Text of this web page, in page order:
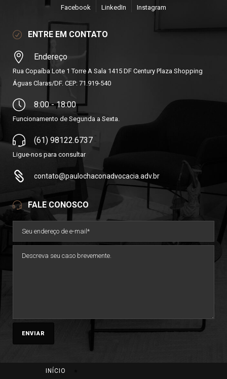
Facebook LinkedIn Instagram
ENTRE EM CONTATO
Endereço
Rua Copaíba Lote 1 Torre A Sala 1415 DF Century Plaza Shopping
Águas Claras/DF. CEP: 71.919-540
8:00 - 18:00
Funcionamento de Segunda a Sexta.
(61) 98122.6737
Ligue-nos para consultar
contato@paulochaconadvocacia.adv.br
FALE CONOSCO
INÍCIO